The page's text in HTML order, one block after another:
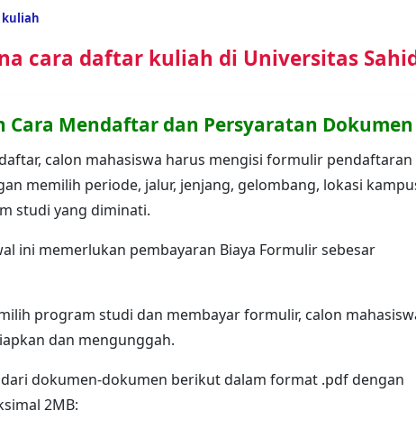
dari dokumen-dokumen berikut dalam format .pdf dengan
Mahasiswa / Resi (Asli) (Wajib Upload)
/ Surat Keterangan Lahir (Asli) (Wajib Upload)
(KK) (Asli) (Wajib Upload)
(Wajib Upload)
Hasil Ujian Nasional (SKHUN) (Khusus untuk
2020 ke bawah) (Wajib Upload)
(Wajib Upload)
mahasiswa dapat menekan tombol 'Ya' untuk menyelesaikan